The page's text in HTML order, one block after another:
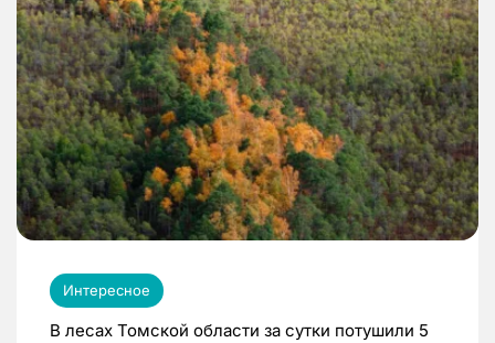
Интересное
В лесах Томской области за сутки потушили 5